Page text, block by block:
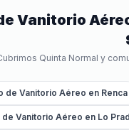
Vanitorio
Quinta Normal y
de Vanitorio Aéreo en Renca
de Vanitorio Aéreo en Lo